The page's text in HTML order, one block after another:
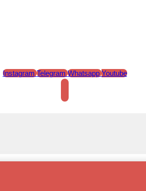
Instagram Telegram Whatsapp Youtube